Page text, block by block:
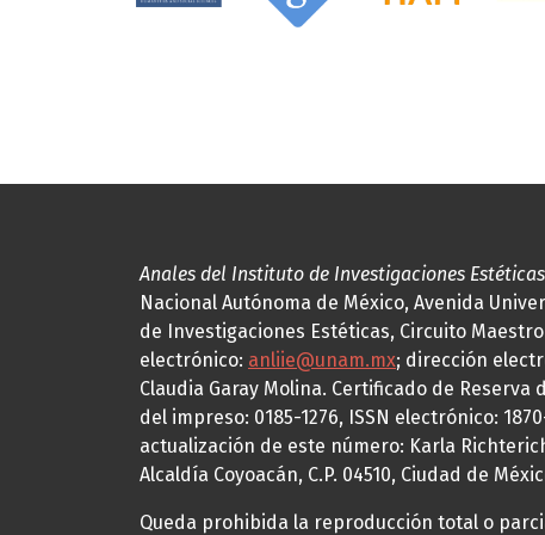
Anales del Instituto de Investigaciones Estéticas
Nacional Autónoma de México, Avenida
de Investigaciones Estéticas, Circuito
electrónico: anliie@unam.mx; dirección
Claudia Garay Molina. Certificado de Reserva
del impreso: 0185-1276, ISSN electrónico:
actualización de este número: Karla
Alcaldía Coyoacán, C.P. 04510, Ciudad de
Queda prohibida la reproducción total o